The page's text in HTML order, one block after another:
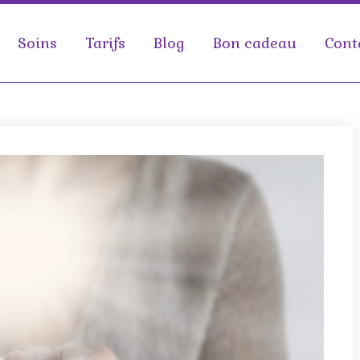
Soins Tarifs Blog Bon cadeau